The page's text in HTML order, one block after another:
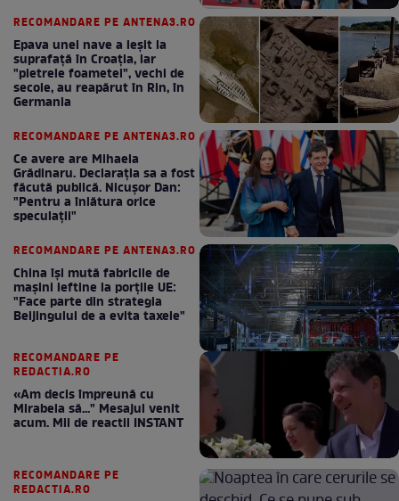
RECOMANDARE PE ANTENA3.RO
Epava unei nave a ieșit la
suprafață în Croația, iar
"pietrele foametei", vechi de
secole, au reapărut în Rin, în
Germania
RECOMANDARE PE ANTENA3.RO
Ce avere are Mihaela
Grădinaru. Declarația sa a fost
făcută publică. Nicușor Dan:
"Pentru a înlătura orice
speculații"
RECOMANDARE PE ANTENA3.RO
China își mută fabricile de
mașini ieftine la porțile UE:
"Face parte din strategia
Beijingului de a evita taxele"
RECOMANDARE PE
REDACTIA.RO
«Am decis împreună cu
Mirabela să..." Mesajul venit
acum. Mii de reactii INSTANT
RECOMANDARE PE
REDACTIA.RO